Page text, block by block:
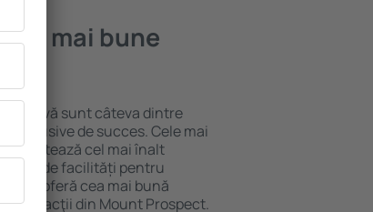
mai bune
atractivă sunt câteva dintre
Inclusive de succes. Cele mai
cel mai înalt
largă de facilități pentru
oferă cea mai bună
distracţii din Mount Prospect.